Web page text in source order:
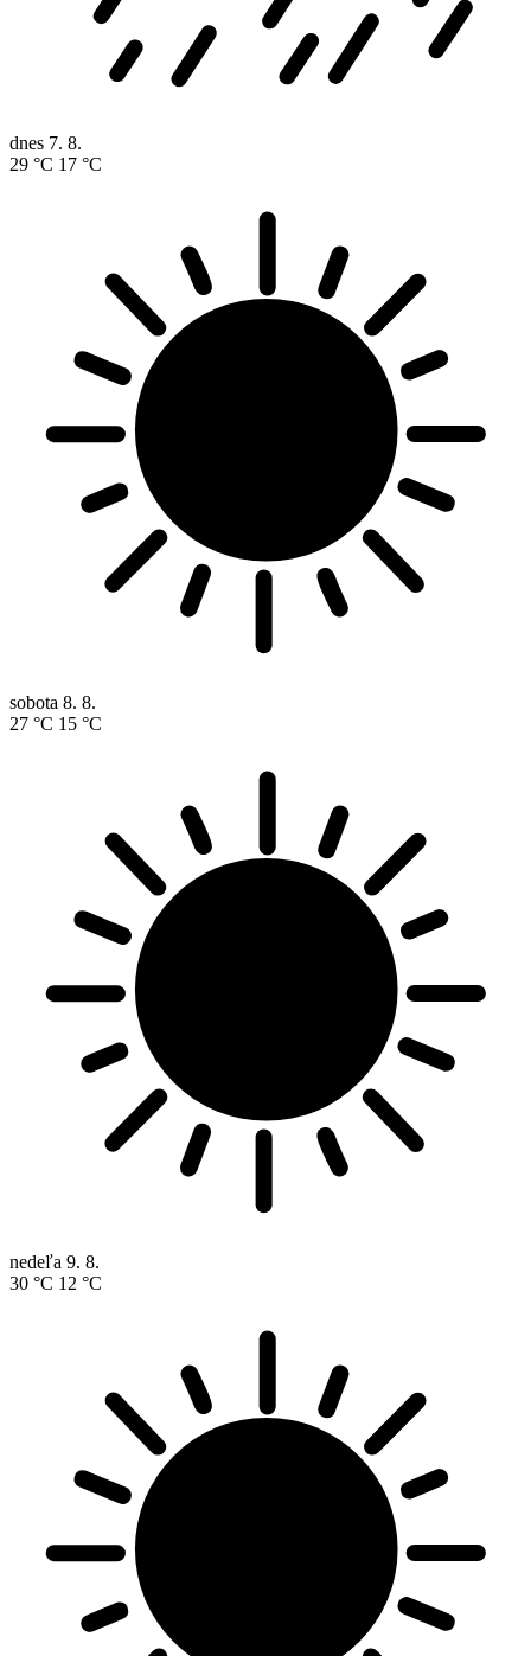
dnes 7. 8.
29 °C 17 °C
sobota 8. 8.
27 °C 15 °C
nedeľa 9. 8.
30 °C 12 °C